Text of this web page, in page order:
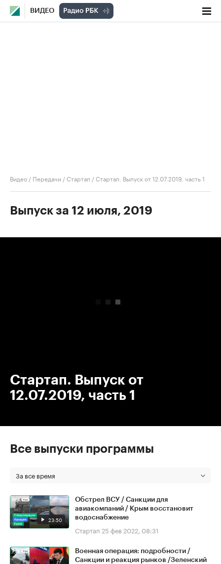
ВИДЕО
Видео / Передачи /Стартап /Стартап. Выпуск от 12.07.2019, часть 1
Выпуск за 12 июля, 2019
Стартап. Выпуск от
12.07.2019, часть 1
Все выпуски программы
За все время
23:50
Обстрел ВСУ / Санкции для
авиакомпаний / Крым восстановит
водоснабжение
Стартап 25 фев 2022, 08:31
Военная операция: подробности /
Санкции и реакция рынков /Зеленский